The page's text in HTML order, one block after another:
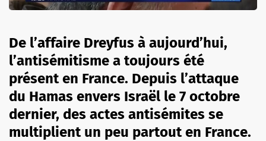
De l’affaire Dreyfus à aujourd’hui,
l’antisémitisme a toujours été
présent en France. Depuis l’attaque
du Hamas envers Israël le 7 octobre
dernier, des actes antisémites se
multiplient un peu partout en France.